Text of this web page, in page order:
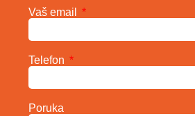
Vaš email
Telefon
Poruka